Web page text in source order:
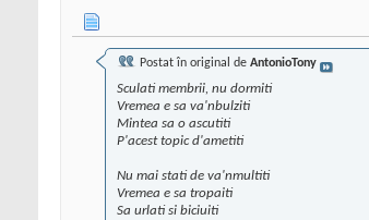
Postat în original de AntonioTony
Sculati membrii, nu dormiti
Vremea e sa va'nbulziti
Mintea sa o ascutiti
P'acest topic d'ametiti
Nu mai stati de va'nmultiti
Vremea e sa tropaiti
Sa urlati si biciuiti